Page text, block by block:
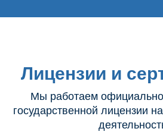
Лицензии и
Мы работаем
государственной лицензии